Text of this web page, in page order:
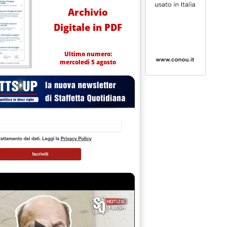
Archivio
Digitale in PDF
Ultimo numero:
mercoledì 5 agosto